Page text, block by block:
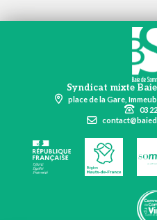
Syndicat mixte Baie
place de la Gare,
03